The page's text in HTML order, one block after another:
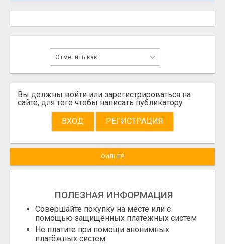
Вы должны войти или зарегистрироваться на
сайте, для того чтобы написать публикатору
ВХОД
РЕГИСТРАЦИЯ
ФИЛЬТР
ПОЛЕЗНАЯ ИНФОРМАЦИЯ
Совершайте покупку на месте или с
помощью защищённых платёжных систем
Не платите при помощи анонимных
платёжных систем